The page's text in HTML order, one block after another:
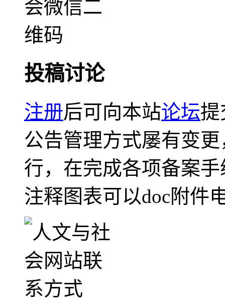
投稿讨论
注册后可向本站论坛提
公告管理方式屡有变
行，在完成各项备案
注释图表可以doc附件